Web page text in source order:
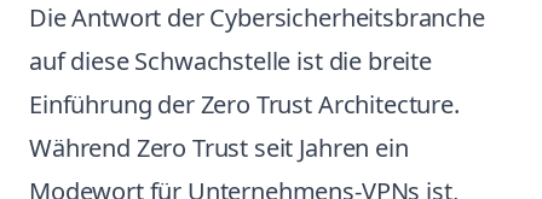
Die Antwort der Cybersicherheitsbranche
auf diese Schwachstelle ist die breite
Einführung der Zero Trust Architecture.
Während Zero Trust seit Jahren ein
Modewort für Unternehmens-VPNs ist,